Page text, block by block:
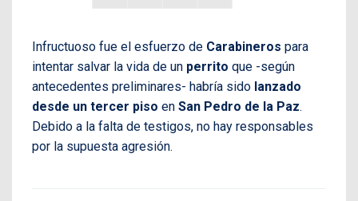
Infructuoso fue el esfuerzo de Carabineros para
intentar salvar la vida de un perrito que -según
antecedentes preliminares- habría sido lanzado
desde un tercer piso en San Pedro de la Paz.
Debido a la falta de testigos, no hay responsables
por la supuesta agresión.